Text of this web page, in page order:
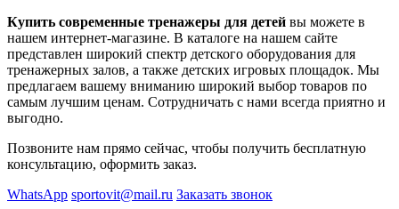
Купить современные тренажеры для детей вы можете в
нашем интернет-магазине. В каталоге на нашем сайте
представлен широкий спектр детского оборудования для
тренажерных залов, а также детских игровых площадок. Мы
предлагаем вашему вниманию широкий выбор товаров по
самым лучшим ценам. Сотрудничать с нами всегда приятно и
выгодно.
Позвоните нам прямо сейчас, чтобы получить бесплатную
консультацию, оформить заказ.
WhatsApp sportovit@mail.ru Заказать звонок